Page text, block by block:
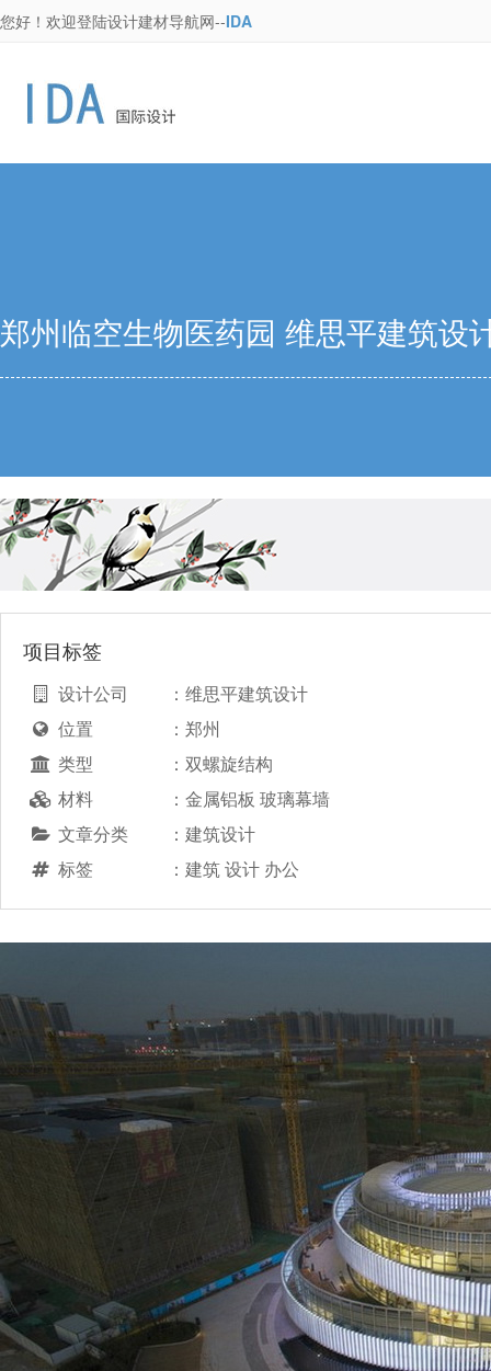
您好！欢迎登陆设计建材导航网--IDA
郑州临空生物医药园 维思平建筑设
项目标签
设计公司 ： 维思平建筑设计
位置
： 郑州
类型
： 双螺旋结构
材料
： 金属铝板 玻璃幕墙
文章分类
： 建筑设计
标签
： 建筑 设计 办公